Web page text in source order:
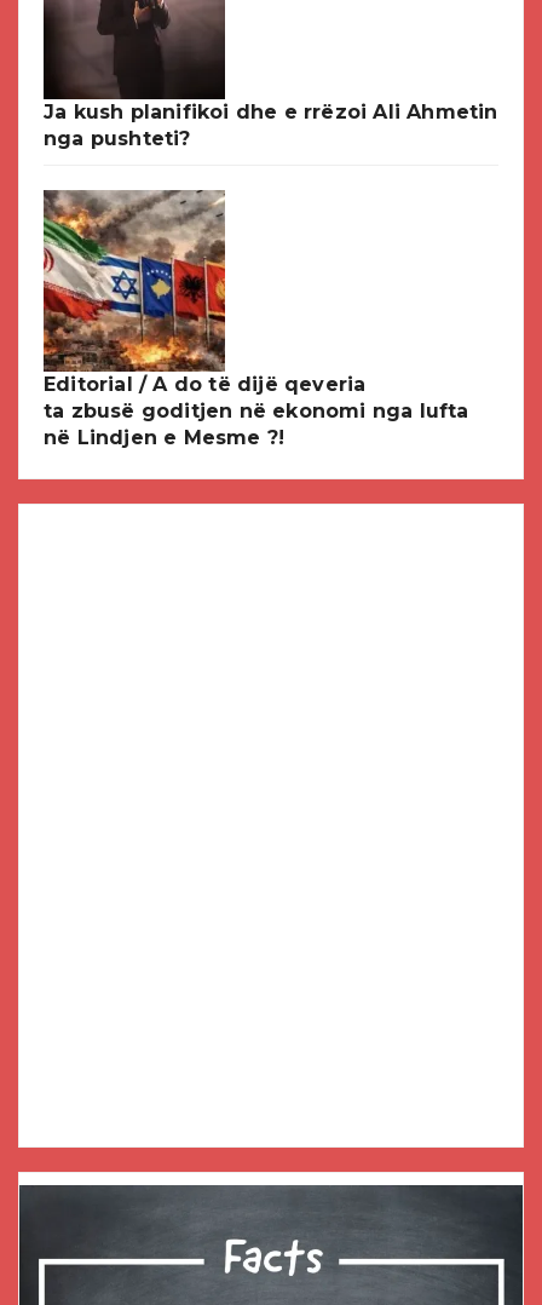
Ja kush planifikoi dhe e rrëzoi Ali Ahmetin
nga pushteti?
Editorial / A do të dijë qeveria
ta zbusë goditjen në ekonomi nga lufta
në Lindjen e Mesme ?!